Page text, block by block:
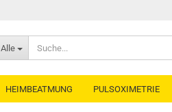
Alle
HEIMBEATMUNG PULSOXIMETRIE